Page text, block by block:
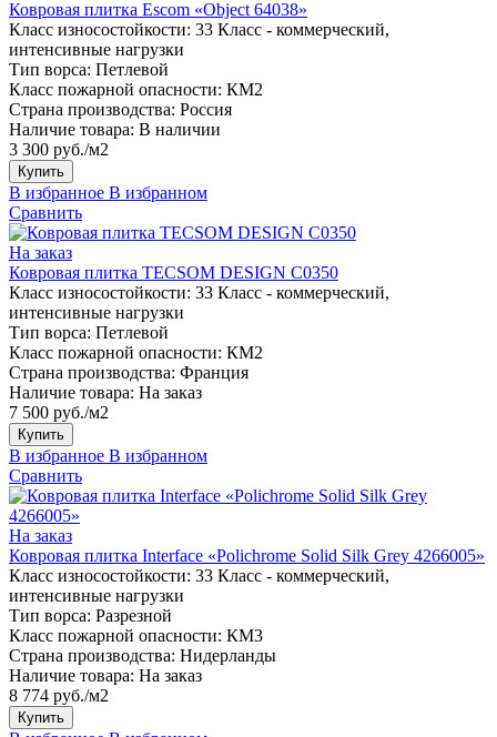
Ковровая плитка Escom «Object 64038»
Класс износостойкости: 33 Класс - коммерческий,
интенсивные нагрузки
Тип ворса: Петлевой
Класс пожарной опасности: КМ2
Страна производства: Россия
Наличие товара: В наличии
3 300 руб./м2
Купить
В избранное В избранном
Сравнить
На заказ
Ковровая плитка TECSOM DESIGN C0350
Класс износостойкости: 33 Класс - коммерческий,
интенсивные нагрузки
Тип ворса: Петлевой
Класс пожарной опасности: КМ2
Страна производства: Франция
Наличие товара: На заказ
7 500 руб./м2
Купить
В избранное В избранном
Сравнить
На заказ
Ковровая плитка Interface «Polichrome Solid Silk Grey 4266005»
Класс износостойкости: 33 Класс - коммерческий,
интенсивные нагрузки
Тип ворса: Разрезной
Класс пожарной опасности: КМ3
Страна производства: Нидерланды
Наличие товара: На заказ
8 774 руб./м2
Купить